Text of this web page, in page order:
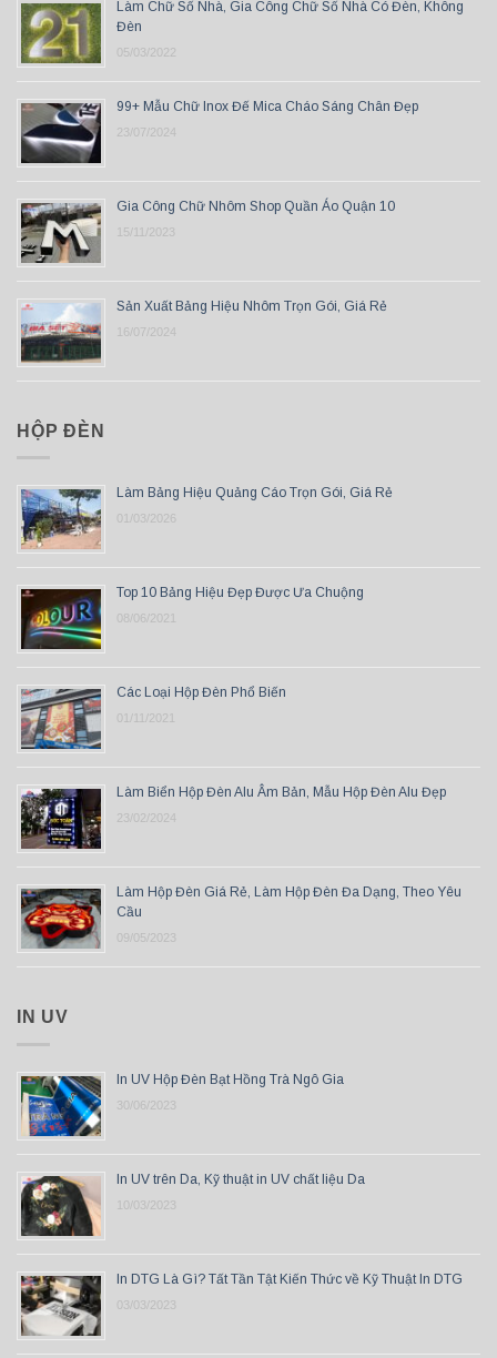
Làm Chữ Số Nhà, Gia Công Chữ Số Nhà Có Đèn, Không
Đèn
05/03/2022
99+ Mẫu Chữ Inox Đế Mica Cháo Sáng Chân Đẹp
23/07/2024
Gia Công Chữ Nhôm Shop Quần Áo Quận 10
15/11/2023
Sản Xuất Bảng Hiệu Nhôm Trọn Gói, Giá Rẻ
16/07/2024
HỘP ĐÈN
Làm Bảng Hiệu Quảng Cáo Trọn Gói, Giá Rẻ
01/03/2026
Top 10 Bảng Hiệu Đẹp Được Ưa Chuộng
08/06/2021
Các Loại Hộp Đèn Phổ Biến
01/11/2021
Làm Biển Hộp Đèn Alu Âm Bản, Mẫu Hộp Đèn Alu Đẹp
23/02/2024
Làm Hộp Đèn Giá Rẻ, Làm Hộp Đèn Đa Dạng, Theo Yêu
Cầu
09/05/2023
IN UV
In UV Hộp Đèn Bạt Hồng Trà Ngô Gia
30/06/2023
In UV trên Da, Kỹ thuật in UV chất liệu Da
10/03/2023
In DTG Là Gì? Tất Tần Tật Kiến Thức về Kỹ Thuật In DTG
03/03/2023